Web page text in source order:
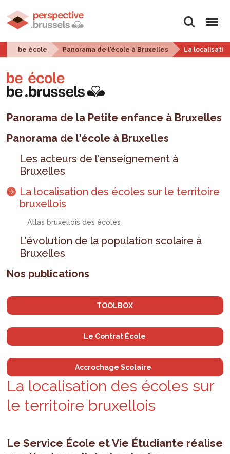
Rechercher
Menu
be école Panorama de l'école à Bruxelles La
Panorama de la Petite enfance à Bruxelles
Panorama de l'école à Bruxelles
Les acteurs de l'enseignement à
Bruxelles
La localisation des écoles sur le territoire
bruxellois
Atlas bruxellois des écoles
L'évolution de la population scolaire à
Bruxelles
Nos publications
TOOLBOX
Le Contrat École
Accrochage Scolaire
La localisation des écoles sur
le territoire bruxellois
Le Service École et Vie Étudiante réalise